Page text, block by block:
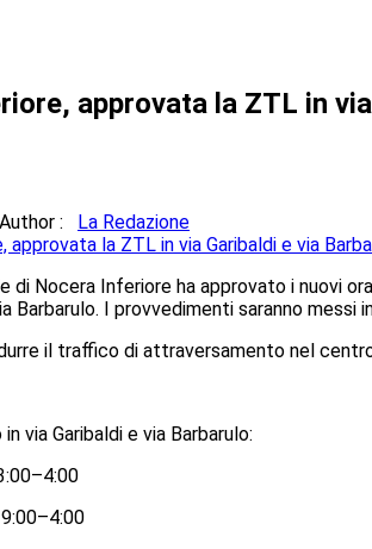
approvata la ZTL in
Author : La Redazione
di Nocera Inferiore ha approvato i nuovi
Barbarulo. I provvedimenti saranno
il traffico di attraversamento nel
via Garibaldi e via Barbarulo: